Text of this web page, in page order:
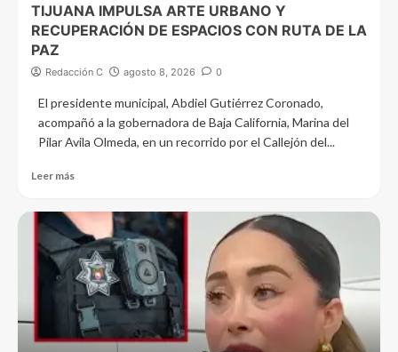
TIJUANA IMPULSA ARTE URBANO Y
RECUPERACIÓN DE ESPACIOS CON RUTA DE LA
PAZ
Redacción C agosto 8, 2026 0
El presidente municipal, Abdiel Gutiérrez Coronado,
acompañó a la gobernadora de Baja California, Marina del
Pilar Avila Olmeda, en un recorrido por el Callejón del...
Leer más